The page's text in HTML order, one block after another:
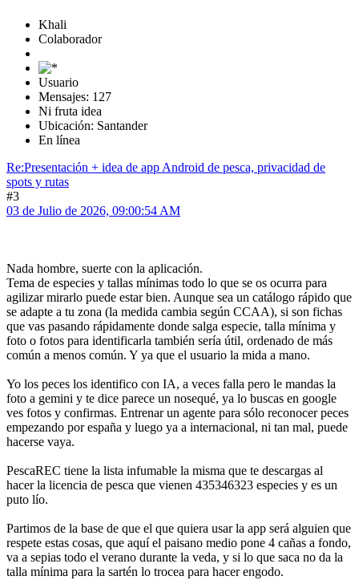
Khali
Colaborador
Usuario
Mensajes: 127
Ni fruta idea
Ubicación: Santander
En línea
Re:Presentación + idea de app Android de pesca, privacidad de
spots y rutas
#3
03 de Julio de 2026, 09:00:54 AM
Nada hombre, suerte con la aplicación.
Tema de especies y tallas mínimas todo lo que se os ocurra para
agilizar mirarlo puede estar bien. Aunque sea un catálogo rápido que
se adapte a tu zona (la medida cambia según CCAA), si son fichas
que vas pasando rápidamente donde salga especie, talla mínima y
foto o fotos para identificarla también sería útil, ordenado de más
común a menos común. Y ya que el usuario la mida a mano.
Yo los peces los identifico con IA, a veces falla pero le mandas la
foto a gemini y te dice parece un nosequé, ya lo buscas en google
ves fotos y confirmas. Entrenar un agente para sólo reconocer peces
empezando por españa y luego ya a internacional, ni tan mal, puede
hacerse vaya.
PescaREC tiene la lista infumable la misma que te descargas al
hacer la licencia de pesca que vienen 435346323 especies y es un
puto lío.
Partimos de la base de que el que quiera usar la app será alguien que
respete estas cosas, que aquí el paisano medio pone 4 cañas a fondo,
va a sepias todo el verano durante la veda, y si lo que saca no da la
talla mínima para la sartén lo trocea para hacer engodo.